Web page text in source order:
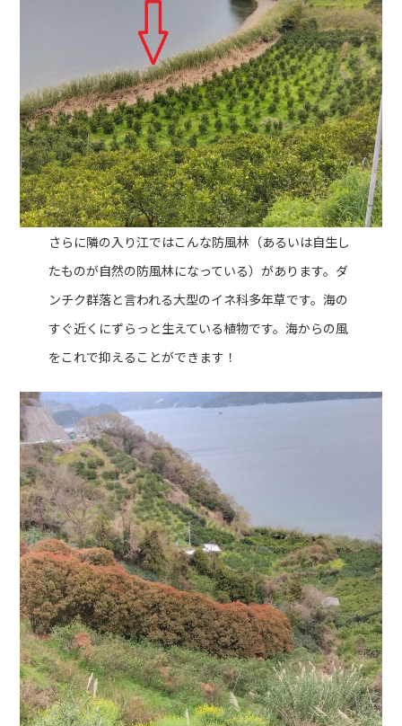
さらに隣の入り江ではこんな防風林（あるいは自生し
たものが自然の防風林になっている）があります。ダ
ンチク群落と言われる大型のイネ科多年草です。海の
すぐ近くにずらっと生えている植物です。海からの風
をこれで抑えることができます！